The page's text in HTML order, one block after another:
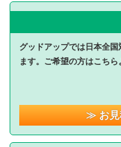
グッドアップでは日本全
ます。ご希望の方はこちら
≫ お見